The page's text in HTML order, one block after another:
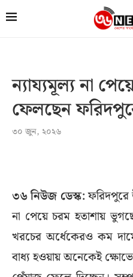
ন্যায্যমূল্য না
ফেলছেন
৩০ জুন, ২০২৬
৩৬ নিউজ ডেস্ক:ফরিদপুরে
না পেয়ে চরম হতাশায়
খরচের অর্ধেকেরও কম
বাধ্য হওয়ায় অনেকেই